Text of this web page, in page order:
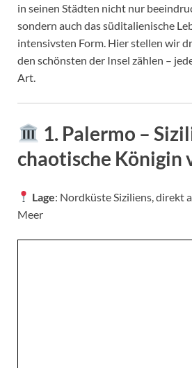
in seinen Städten nicht nur
sondern auch das süditalienische
intensivsten Form. Hier stellen wir
den schönsten der Insel zählen –
Art.
1. Palermo –
chaotische Königin
Lage: Nordküste Siziliens, direkt
Meer